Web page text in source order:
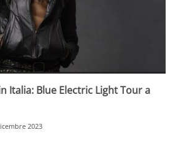
Italia: Blue Electric Light Tour a
2023